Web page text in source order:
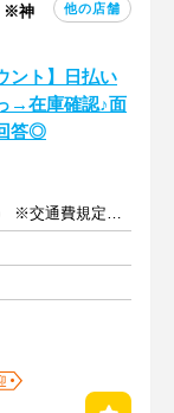
※神
他の店舗
ント】日払い
→在庫確認♪面
答◎